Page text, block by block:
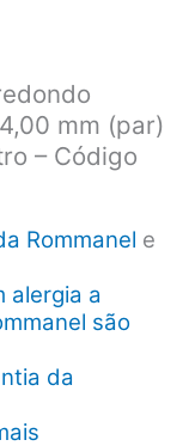
mm (par)
– Código
Rommanel e
alergia a
são
da